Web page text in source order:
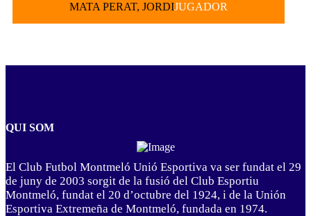
MATA PERAT, JORDIJUGADOR
QUI SOM
El Club Futbol Montmeló Unió Esportiva va ser fundat el 29
de juny de 2003 sorgit de la fusió del Club Esportiu
Montmeló, fundat el 20 d’octubre del 1924, i de la Unión
Esportiva Extremeña de Montmeló, fundada en 1974.